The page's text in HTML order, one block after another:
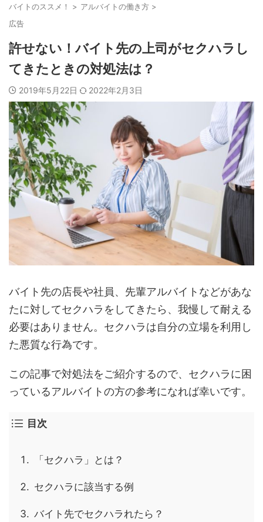
バイトのススメ！ > アルバイトの働き方 >
広告
許せない！バイト先の上司がセクハラし
てきたときの対処法は？
2019年5月22日 2022年2月3日
バイト先の店長や社員、先輩アルバイトなどがあな
たに対してセクハラをしてきたら、我慢して耐える
必要はありません。セクハラは自分の立場を利用し
た悪質な行為です。
この記事で対処法をご紹介するので、セクハラに困
っているアルバイトの方の参考になれば幸いです。
目次
「セクハラ」とは？
セクハラに該当する例
バイト先でセクハラれたら？